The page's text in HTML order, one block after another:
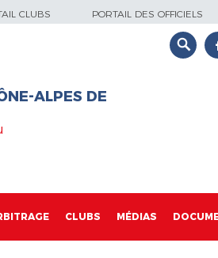
CLUBS PORTAIL DES OFFICIELS
ALPES DE
CLUBS MÉDIAS